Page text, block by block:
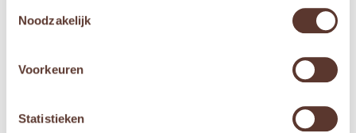
Noodzakelijk
Voorkeuren
Statistieken
browser voor de volgende keer wanneer ik een